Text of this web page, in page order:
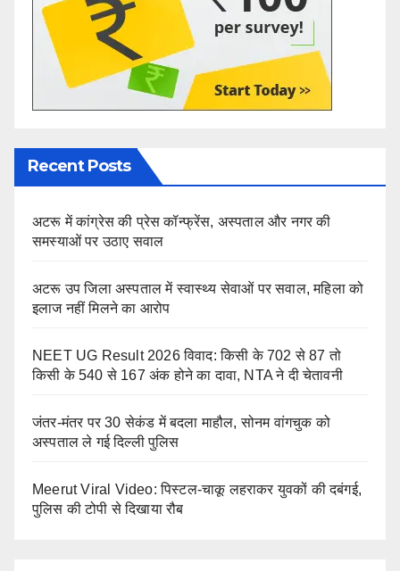
Recent Posts
अटरू में कांग्रेस की प्रेस कॉन्फ्रेंस, अस्पताल और नगर की
समस्याओं पर उठाए सवाल
अटरू उप जिला अस्पताल में स्वास्थ्य सेवाओं पर सवाल, महिला को
इलाज नहीं मिलने का आरोप
NEET UG Result 2026 विवाद: किसी के 702 से 87 तो
किसी के 540 से 167 अंक होने का दावा, NTA ने दी चेतावनी
जंतर-मंतर पर 30 सेकंड में बदला माहौल, सोनम वांगचुक को
अस्पताल ले गई दिल्ली पुलिस
Meerut Viral Video: पिस्टल-चाकू लहराकर युवकों की दबंगई,
पुलिस की टोपी से दिखाया रौब